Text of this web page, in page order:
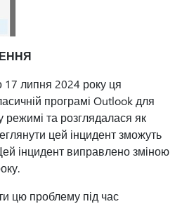
липня 2024 року ця
програмі Outlook для
та розглядалася як
цей інцидент зможуть
інцидент виправлено зміною
цю проблему під час